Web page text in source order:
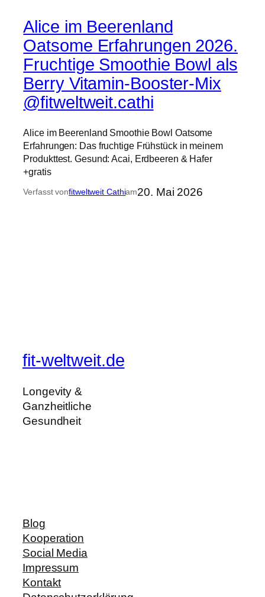
Alice im Beerenland
Oatsome Erfahrungen 2026.
Fruchtige Smoothie Bowl als
Berry Vitamin-Booster-Mix
@fitweltweit.cathi
Alice im Beerenland Smoothie Bowl Oatsome
Erfahrungen: Das fruchtige Frühstück in meinem
Produkttest. Gesund: Acai, Erdbeeren & Hafer
+gratis
Verfasst vonfitweltweit Cathiam20. Mai 2026
fit-weltweit.de
Longevity &
Ganzheitliche
Gesundheit
Blog
Kooperation
Social Media
Impressum
Kontakt